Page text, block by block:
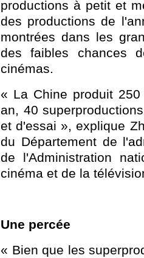
productions à petit et
des productions de
montrées dans les
des faibles chances
cinémas.
« La Chine produit
an, 40
et d'essai », explique
du Département de
de l'Administration
cinéma et de la
Une percée
« Bien que les